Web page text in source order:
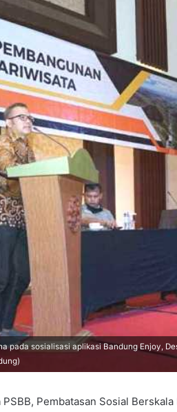
pada sosialisasi aplikasi Bandung Enjoy,
Pembatasan Sosial